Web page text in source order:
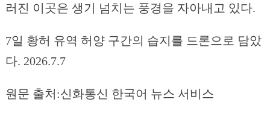
러진 이곳은 생기 넘치는 풍경을 자아내고 있다.
7일 황허 유역 허양 구간의 습지를 드론으로 담았
다. 2026.7.7
원문 출처:신화통신 한국어 뉴스 서비스